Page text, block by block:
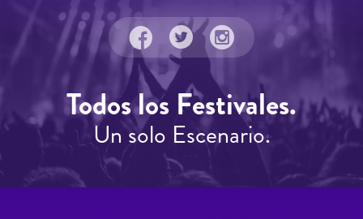
Todos los Festivales.
Un solo Escenario.